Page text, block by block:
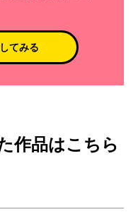
てみる
作品はこちら